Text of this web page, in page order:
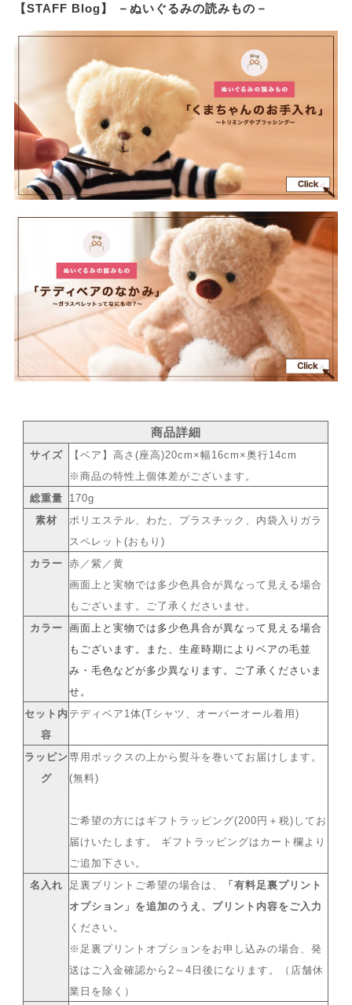
【STAFF Blog】 －ぬいぐるみの読みもの－
商品詳細
サイズ
【ベア】高さ(座高)20cm×幅16cm×奥行14cm
※商品の特性上個体差がございます。
総重量
170g
素材
ポリエステル、わた、プラスチック、内袋入りガラ
スペレット(おもり)
カラー
赤／紫／黄
画面上と実物では多少色具合が異なって見える場合
もございます。ご了承くださいませ。
カラー
画面上と実物では多少色具合が異なって見える場合
もございます。また、生産時期によりベアの毛並
み・毛色などが多少異なります。ご了承くださいま
せ。
セット内
容
テディベア1体(Tシャツ、オーバーオール着用)
ラッピン
グ
専用ボックスの上から熨斗を巻いてお届けします。
(無料)
ご希望の方にはギフトラッピング(200円＋税)してお
届けいたします。 ギフトラッピングはカート欄より
ご追加下さい。
名入れ
足裏プリントご希望の場合は、
「有料足裏プリント
オプション」を追加のうえ、プリント内容をご入力
ください。
※足裏プリントオプションをお申し込みの場合、発
送はご入金確認から2～4日後になります。（店舗休
業日を除く）